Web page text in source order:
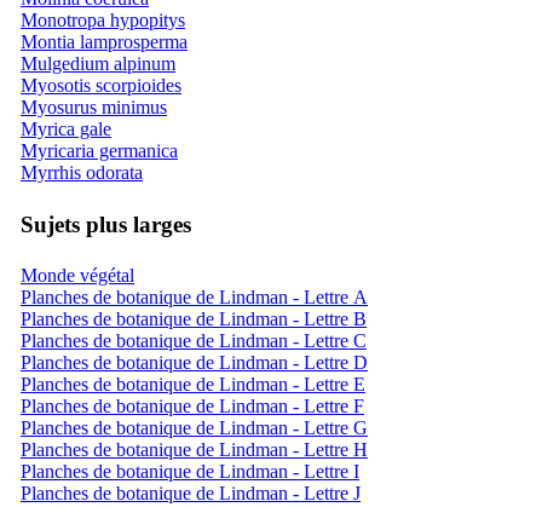
Monotropa hypopitys
Montia lamprosperma
Mulgedium alpinum
Myosotis scorpioides
Myosurus minimus
Myrica gale
Myricaria germanica
Myrrhis odorata
Sujets plus larges
Monde végétal
Planches de botanique de Lindman - Lettre A
Planches de botanique de Lindman - Lettre B
Planches de botanique de Lindman - Lettre C
Planches de botanique de Lindman - Lettre D
Planches de botanique de Lindman - Lettre E
Planches de botanique de Lindman - Lettre F
Planches de botanique de Lindman - Lettre G
Planches de botanique de Lindman - Lettre H
Planches de botanique de Lindman - Lettre I
Planches de botanique de Lindman - Lettre J